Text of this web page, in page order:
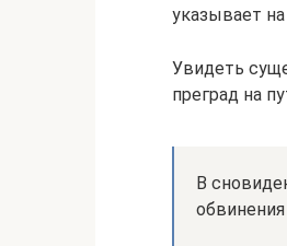
указывает
Увидеть
преград на
В